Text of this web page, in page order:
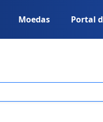
Moedas Portal